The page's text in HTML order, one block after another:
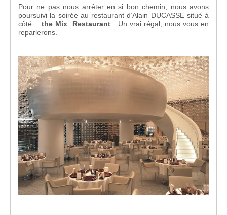
Pour ne pas nous arrêter en si bon chemin, nous avons
poursuivi la soirée au restaurant d’Alain DUCASSE situé à
côté :
the Mix Restaurant . Un vrai régal; nous vous en
reparlerons.